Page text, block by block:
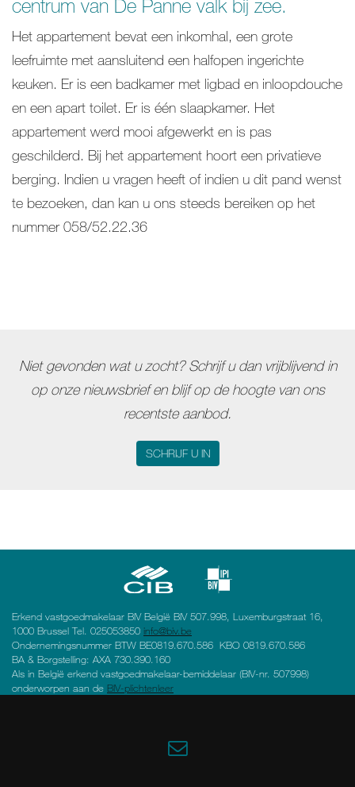
centrum van De Panne valk bij zee.
Het appartement bevat een inkomhal, een grote
leefruimte met aansluitend een halfopen ingerichte
keuken. Er is een badkamer met ligbad en inloopdouche
en een apart toilet. Er is één slaapkamer. Het
appartement werd mooi afgewerkt en is pas
geschilderd. Bij het appartement hoort een privatieve
berging. Indien u vragen heeft of indien u dit pand wenst
te bezoeken, dan kan u ons steeds bereiken op het
nummer 058/52.22.36
Niet gevonden wat u zocht? Schrijf u dan vrijblijvend in
op onze nieuwsbrief en blijf op de hoogte van ons
recentste aanbod.
SCHRIJF U IN
Erkend vastgoedmakelaar BIV België BIV 507.998, Luxemburgstraat 16,
1000 Brussel Tel. 025053850 info@biv.be
Ondernemingsnummer BTW BE0819.670.586 KBO 0819.670.586
BA & Borgstelling: AXA 730.390.160
Als in België erkend vastgoedmakelaar-bemiddelaar (BIV-nr. 507998)
onderworpen aan de BIV-plichtenleer